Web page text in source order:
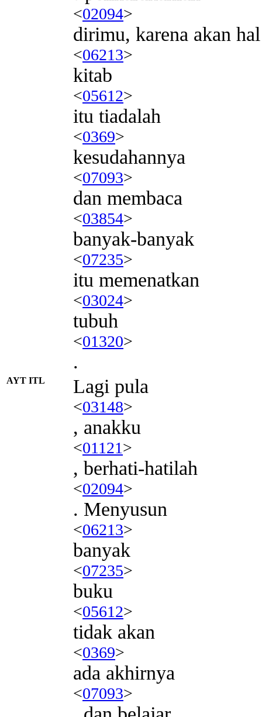
<02094>
dirimu, karena akan
<06213>
kitab
<05612>
itu tiadalah
<0369>
kesudahannya
<07093>
dan membaca
<03854>
banyak-banyak
<07235>
itu memenatkan
<03024>
tubuh
<01320>
.
AYT ITL Lagi pula
<03148>
, anakku
<01121>
, berhati-hatilah
<02094>
. Menyusun
<06213>
banyak
<07235>
buku
<05612>
tidak akan
<0369>
ada akhirnya
<07093>